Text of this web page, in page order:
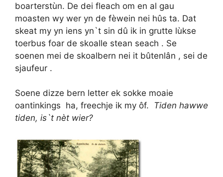
boarterstùn. De dei fleach om en al gau
moasten wy wer yn de fèwein nei hûs ta. Dat
skeat my yn iens yn`t sin dû ik in grutte lùkse
toerbus foar de skoalle stean seach . Se
soenen mei de skoalbern nei it bûtenlân , sei de
sjaufeur .
Soene dizze bern letter ek sokke moaie
oantinkings ha, freechje ik my ôf. Tiden hawwe
tiden, is`t nèt wier?